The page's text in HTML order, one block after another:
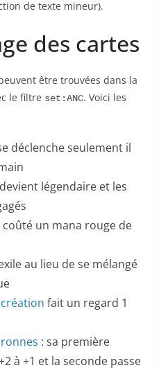
de texte mineur).
des cartes
être trouvées dans la
le filtre set:ANC. Voici les
déclenche seulement il
devient légendaire et les
coûté un mana rouge de
au lieu de se mélangé
fait un regard 1
: sa première
à +1 et la seconde passe